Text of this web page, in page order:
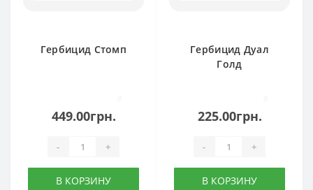
Гербицид Стомп
449.00грн.
- +
В КОРЗИНУ
Гербицид Дуал
Голд
225.00грн.
- +
В КОРЗИНУ